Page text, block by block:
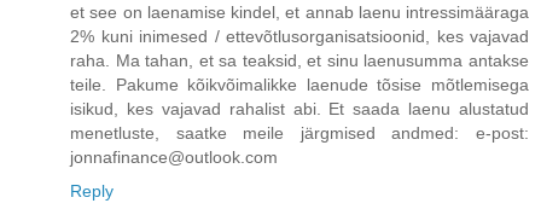
et see on laenamise kindel, et annab laenu intressimääraga
2% kuni inimesed / ettevõtlusorganisatsioonid, kes vajavad
raha. Ma tahan, et sa teaksid, et sinu laenusumma antakse
teile. Pakume kõikvõimalikke laenude tõsise mõtlemisega
isikud, kes vajavad rahalist abi. Et saada laenu alustatud
menetluste, saatke meile järgmised andmed: e-post:
jonnafinance@outlook.com
Reply